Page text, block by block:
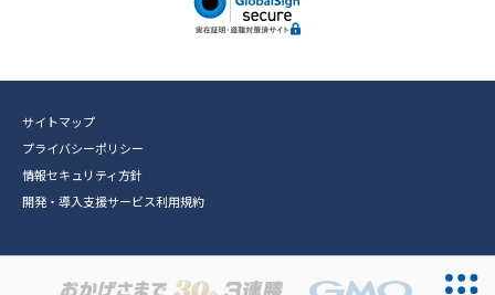
サイトマップ
プライバシーポリシー
情報セキュリティ方針
開発・導入支援サービス利用規約